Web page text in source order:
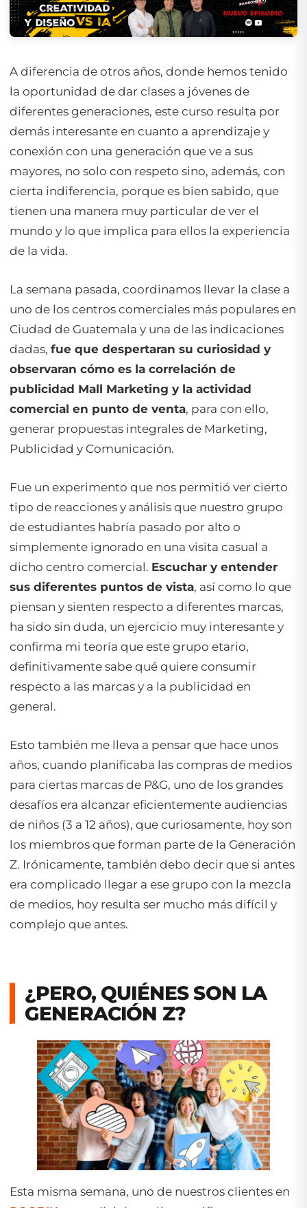
A diferencia de otros años, donde hemos tenido
la oportunidad de dar clases a jóvenes de
diferentes generaciones, este curso resulta por
demás interesante en cuanto a aprendizaje y
conexión con una generación que ve a sus
mayores, no solo con respeto sino, además, con
cierta indiferencia, porque es bien sabido, que
tienen una manera muy particular de ver el
mundo y lo que implica para ellos la experiencia
de la vida.
La semana pasada, coordinamos llevar la clase a
uno de los centros comerciales más populares en
Ciudad de Guatemala y una de las indicaciones
dadas, fue que despertaran su curiosidad y
observaran cómo es la correlación de
publicidad Mall Marketing y la actividad
comercial en punto de venta, para con ello,
generar propuestas integrales de Marketing,
Publicidad y Comunicación.
Fue un experimento que nos permitió ver cierto
tipo de reacciones y análisis que nuestro grupo
de estudiantes habría pasado por alto o
simplemente ignorado en una visita casual a
dicho centro comercial. Escuchar y entender
sus diferentes puntos de vista, así como lo que
piensan y sienten respecto a diferentes marcas,
ha sido sin duda, un ejercicio muy interesante y
confirma mi teoría que este grupo etario,
definitivamente sabe qué quiere consumir
respecto a las marcas y a la publicidad en
general.
Esto también me lleva a pensar que hace unos
años, cuando planificaba las compras de medios
para ciertas marcas de P&G, uno de los grandes
desafíos era alcanzar eficientemente audiencias
de niños (3 a 12 años), que curiosamente, hoy son
los miembros que forman parte de la Generación
Z. Irónicamente, también debo decir que si antes
era complicado llegar a ese grupo con la mezcla
de medios, hoy resulta ser mucho más difícil y
complejo que antes.
¿PERO, QUIÉNES SON LA
GENERACIÓN Z?
Esta misma semana, uno de nuestros clientes en